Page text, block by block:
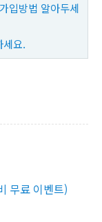
입방법 알아두세
요.
무료 이벤트)